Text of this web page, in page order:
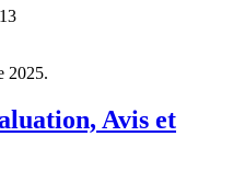
Avis et